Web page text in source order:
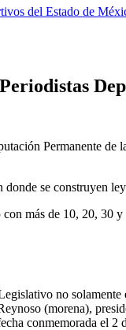
del Estado de
Permanente
se construyen
más de 10, 20, 30
no solamente
(morena),
conmemorada el 2